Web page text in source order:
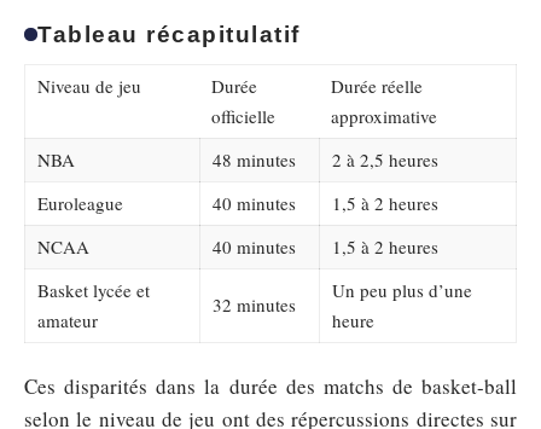
Tableau récapitulatif
Niveau de jeu
Durée
officielle
Durée réelle
approximative
NBA
48 minutes
2 à 2,5 heures
Euroleague
40 minutes
1,5 à 2 heures
NCAA
40 minutes
1,5 à 2 heures
Basket lycée et
amateur
32 minutes
Un peu plus d’une
heure
Ces disparités dans la durée des matchs de basket-ball
selon le niveau de jeu ont des répercussions directes sur